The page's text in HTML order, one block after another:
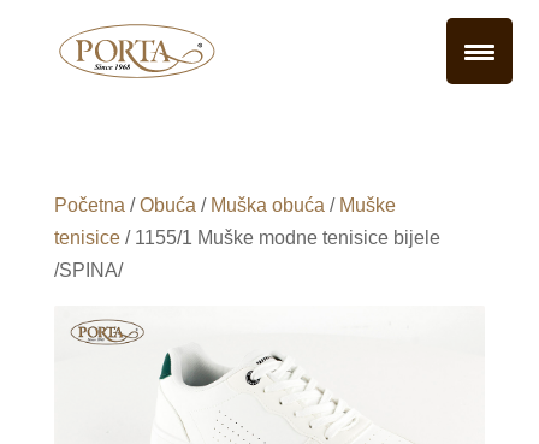
Početna /Obuća / Muška obuća / Muške
tenisice/ 1155/1 Muške modne tenisice bijele
/SPINA/